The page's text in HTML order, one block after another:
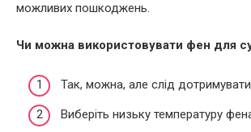
можливих пошкоджень.
Чи можна використовувати фен для
Так, можна, але слід
Виберіть низьку температуру